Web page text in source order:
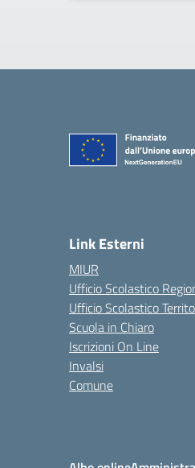
Link Esterni
MIUR
Ufficio Scolastico
Ufficio Scolastico
Scuola in Chiaro
Iscrizioni On Line
Invalsi
Comune